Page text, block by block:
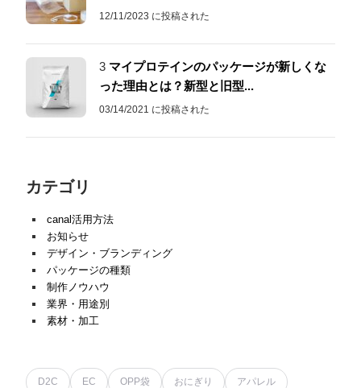
12/11/2023 に投稿された
3 マイプロテインのパッケージが新しくな
った理由とは？新型と旧型...
03/14/2021 に投稿された
カテゴリ
canal活用方法
お知らせ
デザイン・ブランディング
パッケージの種類
制作ノウハウ
業界・用途別
素材・加工
D2C EC OPP袋 おにぎり アパレル